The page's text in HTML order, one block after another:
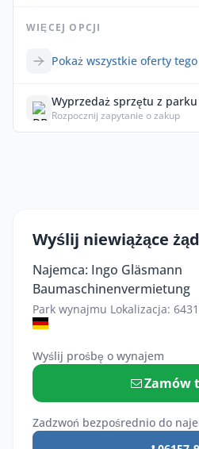
WIĘCEJ OPCJI
Pokaż wszystkie oferty
Wyprzedaż sprzętu z
Rozpocznij zapytanie o zakup
Wyślij niewiążące
Najemca: Ingo Gläsmann
Baumaschinenvermietung
Park wynajmu Lokalizacja:
Wyślij prośbę o wynajem
Zamów
Zadzwoń bezpośrednio do